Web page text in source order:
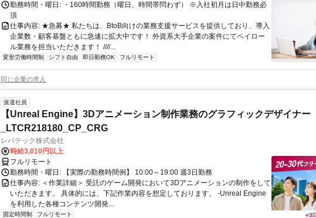
勤務時間・曜日: ・160時間勤務（曜日、時間帯問わず） ※入社初月は日中勤務必
須
仕事内容: ★急募★ 私たちは、BtoB向けの業務支援サービスを提供しており、導入
企業数・顧客基盤ともに急速に拡大中です！ 外資系大手企業の案件にてペイロー
ル業務を担当いただきます！ ////...
変形労働時間制 シフト自由 即日勤務OK フルリモート
同じ企業の求人
派遣社員
【Unreal Engine】3Dアニメーション制作業務のグラフィックデザイナー
_LTCR218180_CP_CRG
レバテック株式会社
時給3,010円以上
フルリモート
勤務時間・曜日: 【実際の勤務時間例】 10:00～19:00 週3日勤務
仕事内容: ＜作業詳細＞ 受託のゲーム開発において3Dアニメーションの制作をして
いただきます。 具体的には、下記作業内容を想定しております。 -Unreal Engine
を利用した各種コンテンツ開発...
固定時間制 フルリモート